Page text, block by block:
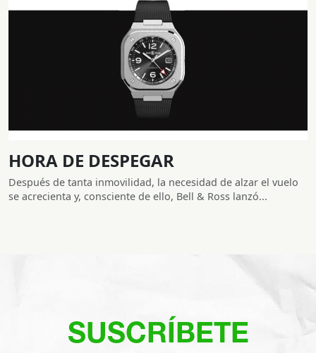
HORA DE DESPEGAR
Después de tanta inmovilidad, la necesidad de alzar el vuelo
se acrecienta y, consciente de ello, Bell & Ross lanzó...
SUSCRÍBETE